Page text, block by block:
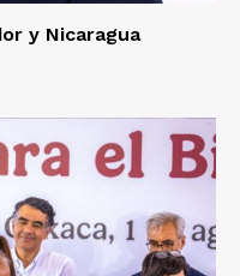
y Nicaragua